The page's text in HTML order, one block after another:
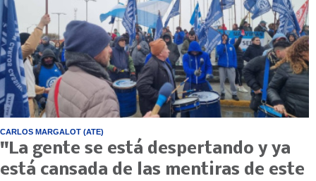
CARLOS MARGALOT (ATE)
"La gente se está despertando y ya
está cansada de las mentiras de este